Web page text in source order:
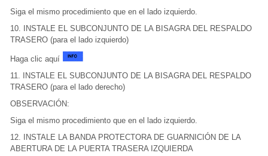
Siga el mismo procedimiento que en el lado izquierdo.
10. INSTALE EL SUBCONJUNTO DE LA BISAGRA DEL RESPALDO
TRASERO (para el lado izquierdo)
Haga clic aquí
11. INSTALE EL SUBCONJUNTO DE LA BISAGRA DEL RESPALDO
TRASERO (para el lado derecho)
OBSERVACIÓN:
Siga el mismo procedimiento que en el lado izquierdo.
12. INSTALE LA BANDA PROTECTORA DE GUARNICIÓN DE LA
ABERTURA DE LA PUERTA TRASERA IZQUIERDA